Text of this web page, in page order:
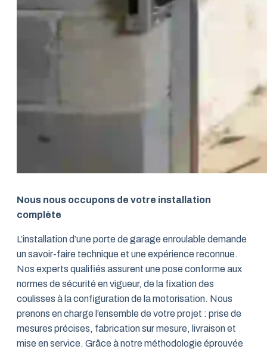
Nous nous occupons de votre installation
complète
L’installation d’une porte de garage enroulable demande
un savoir-faire technique et une expérience reconnue.
Nos experts qualifiés assurent une pose conforme aux
normes de sécurité en vigueur, de la fixation des
coulisses à la configuration de la motorisation. Nous
prenons en charge l’ensemble de votre projet : prise de
mesures précises, fabrication sur mesure, livraison et
mise en service. Grâce à notre méthodologie éprouvée